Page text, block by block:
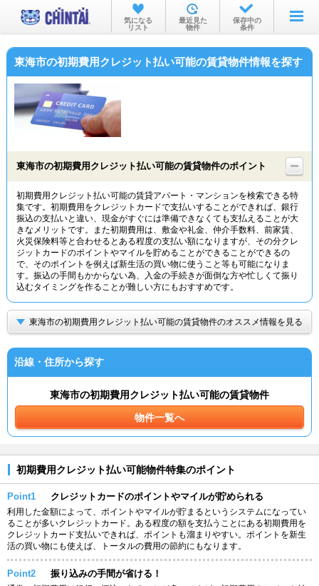
お部屋を探す
沿線・駅から
物件特集から
TOP
気になる
リスト
最近見た
物件
保存中の
条件
東海市の初期費用クレジット払い可能の賃貸物件情報を探す
東海市の初期費用クレジット払い可能の賃貸物件のポイント
初期費用クレジット払い可能の賃貸アパート・マンションを検索できる特
集です。初期費用をクレジットカードで支払いすることができれば、銀行
振込の支払いと違い、現金がすぐには準備できなくても支払えることが大
きなメリットです。また初期費用は、敷金や礼金、仲介手数料、前家賃、
火災保険料等と合わせるとある程度の支払い額になりますが、その分クレ
ジットカードのポイントやマイルを貯めることができることができるの
で、そのポイントを例えば新生活の買い物に使うこと等も可能になりま
す。振込の手間もかからない為、入金の手続きが面倒な方や忙しくて振り
込むタイミングを作ることが難しい方にもおすすめです。
東海市の初期費用クレジット払い可能の賃貸物件のオススメ情報を見る
沿線・住所から探す
東海市の初期費用クレジット払い可能の賃貸物件
物件一覧へ
初期費用クレジット払い可能物件特集のポイント
Point1 クレジットカードのポイントやマイルが貯められる
利用した金額によって、ポイントやマイルが貯まるというシステムになってい
ることが多いクレジットカード。ある程度の額を支払うことにある初期費用を
クレジットカード支払いできれば、ポイントも溜まりやすい。ポイントを新生
活の買い物にも使えば、トータルの費用の節約にもなります。
Point2 振り込みの手間が省ける！